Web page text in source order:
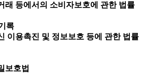
등에서의 소비자보호에 관한 법률
록
이용촉진 및 정보보호 등에 관한 법률
보호법